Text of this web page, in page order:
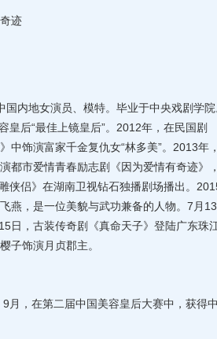
迹
地女演员、模特。毕业于中央戏剧学院
后“最佳上镜皇后”。2012年，在民国剧
中饰演富家千金复仇女“林多美”。2013年，
都市爱情青春励志剧《因为爱情有奇迹》，
侠侣》在湖南卫视钻石独播剧场播出。
燕，是一位美貌与武功兼备的人物。7月13
日，古装传奇剧《真命天子》登陆广东珠
子饰演月贞郡主。
，在第二届中国美容皇后大赛中，获得中